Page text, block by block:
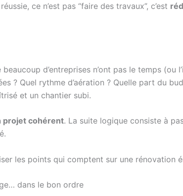
ce n’est pas “faire des travaux”, c’est
d’entreprises n’ont pas le temps (ou
? Quel rythme d’aération ? Quelle part du
et un chantier subi.
projet cohérent. La suite logique consiste à
les points qui comptent sur une rénovation
dans le bon ordre